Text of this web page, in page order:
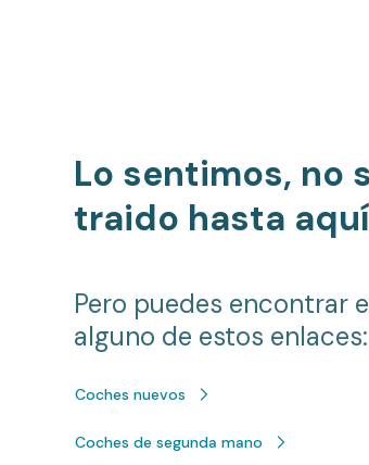
Lo sentimos, no
traido hasta
Pero puedes encontrar
alguno de estos enlaces:
Coches nuevos
Coches de segunda mano